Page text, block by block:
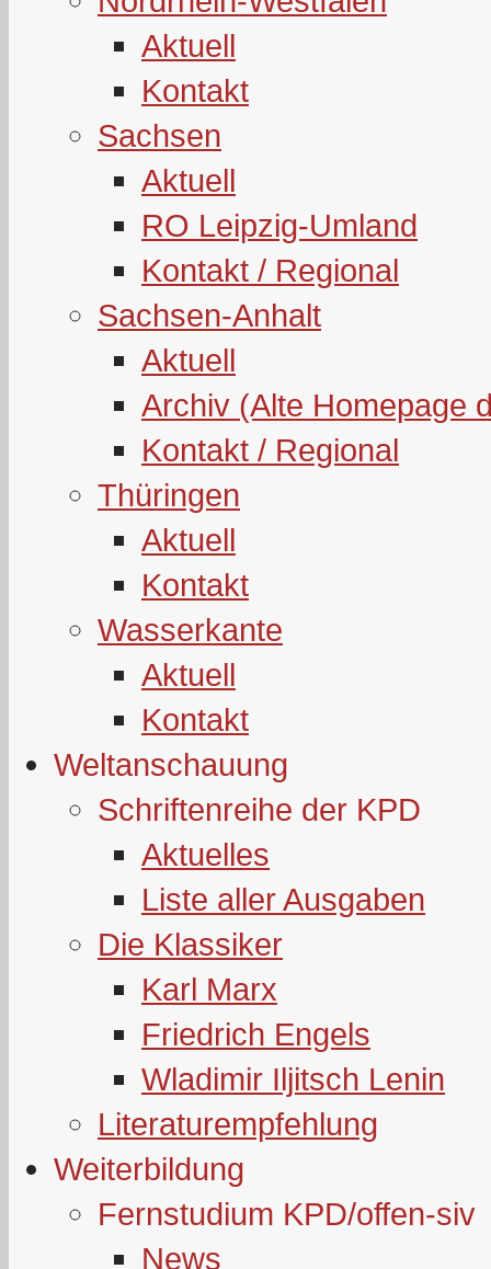
Aktuell
Kontakt
Sachsen
Aktuell
RO Leipzig-Umland
Kontakt / Regional
Sachsen-Anhalt
Aktuell
Archiv (Alte Homepage
Kontakt / Regional
Thüringen
Aktuell
Kontakt
Wasserkante
Aktuell
Kontakt
Weltanschauung
Schriftenreihe der KPD
Aktuelles
Liste aller Ausgaben
Die Klassiker
Karl Marx
Friedrich Engels
Wladimir Iljitsch Lenin
Literaturempfehlung
Weiterbildung
Fernstudium KPD/offen-siv
News